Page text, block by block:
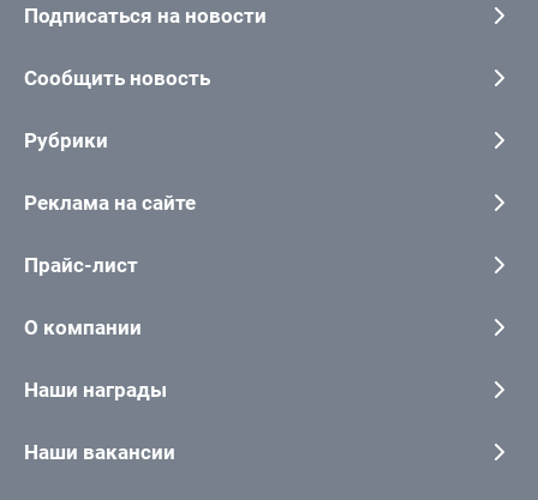
Подписаться на новости
Сообщить новость
Рубрики
Реклама на сайте
Прайс-лист
О компании
Наши награды
Наши вакансии